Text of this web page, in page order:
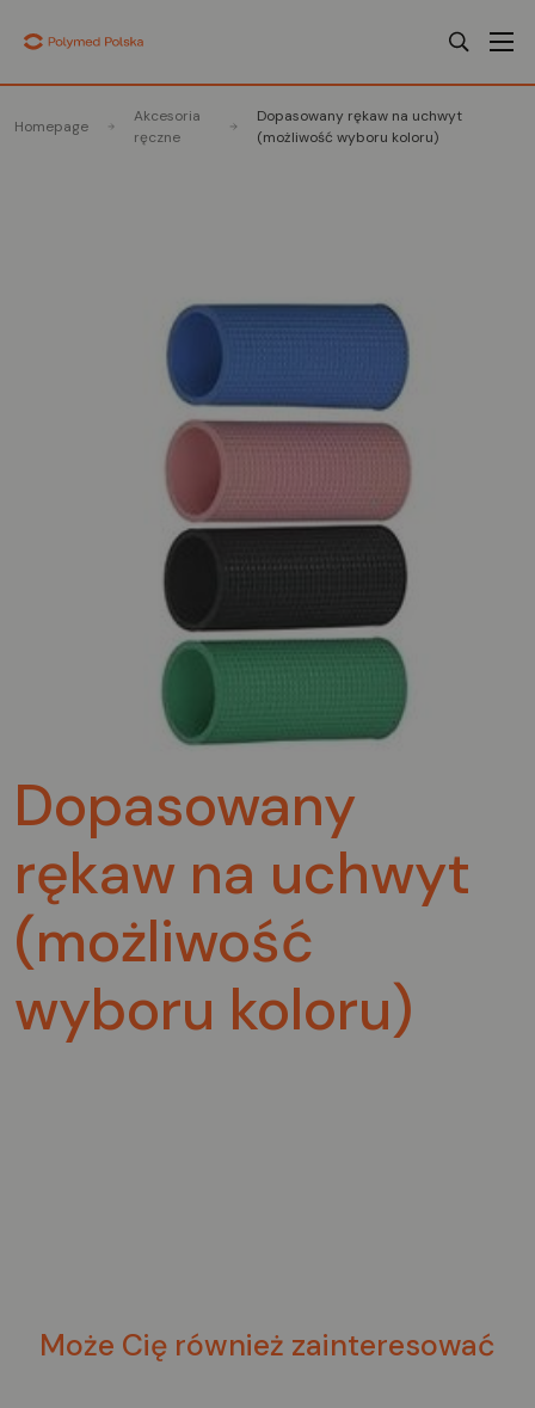
Homepage
Akcesoria
ręczne
Dopasowany rękaw na uchwyt
(możliwość wyboru koloru)
Dopasowany
rękaw na uchwyt
(możliwość
wyboru koloru)
Może Cię również zainteresować